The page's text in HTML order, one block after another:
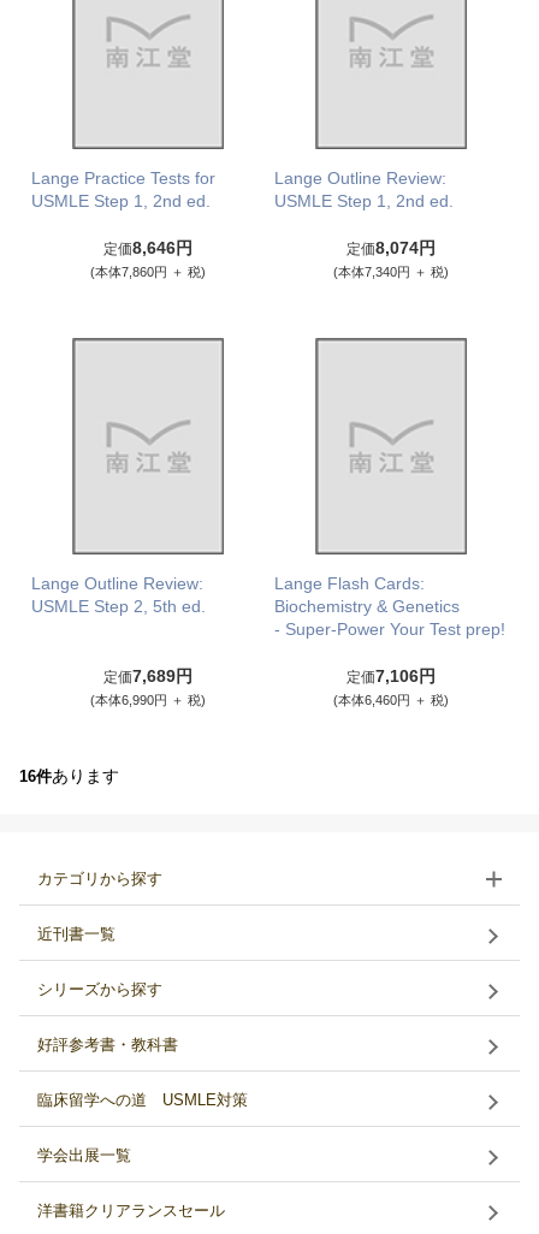
Lange Practice Tests for
USMLE Step 1, 2nd ed.
定価8,646円
(本体7,860円 ＋ 税)
Lange Outline Review:
USMLE Step 1, 2nd ed.
定価8,074円
(本体7,340円 ＋ 税)
Lange Outline Review:
USMLE Step 2, 5th ed.
定価7,689円
(本体6,990円 ＋ 税)
Lange Flash Cards:
Biochemistry & Genetics
- Super-Power Your Test prep!
定価7,106円
(本体6,460円 ＋ 税)
16件あります
カテゴリから探す
近刊書一覧
シリーズから探す
好評参考書・教科書
臨床留学への道 USMLE対策
学会出展一覧
洋書籍クリアランスセール